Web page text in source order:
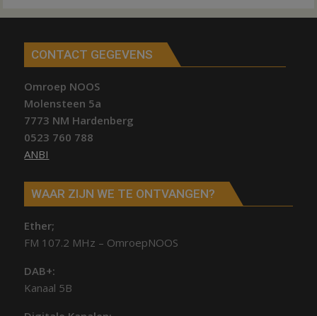
CONTACT GEGEVENS
Omroep NOOS
Molensteen 5a
7773 NM Hardenberg
0523 760 788
ANBI
WAAR ZIJN WE TE ONTVANGEN?
Ether;
FM 107.2 MHz – OmroepNOOS
DAB+:
Kanaal 5B